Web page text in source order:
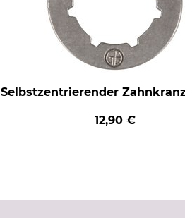
Selbstzentrierender
12,90 €